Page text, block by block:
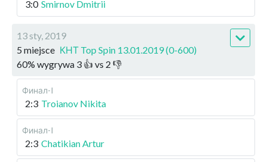
3:0 Smirnov Dmitrii
13 sty, 2019
5 miejsce КНТ Top Spin 13.01.2019 (0-600)
60% wygrywa 3 👍 vs 2 👎
Финал-I
2:3 Troianov Nikita
Финал-I
2:3 Chatikian Artur